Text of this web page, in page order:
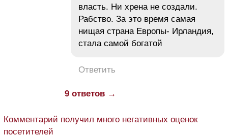
власть. Ни хрена не создали.
Рабство. За это время самая
нищая страна Европы- Ирландия,
стала самой богатой
Ответить
9 ответов →
Комментарий получил много негативных оценок
посетителей